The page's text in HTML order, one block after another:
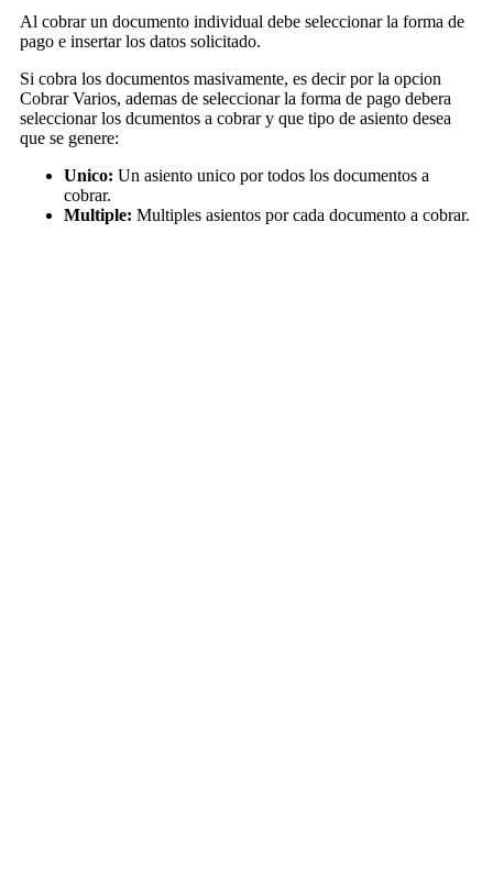
Al cobrar un documento individual debe seleccionar la forma de
pago e insertar los datos solicitado.
Si cobra los documentos masivamente, es decir por la opcion
Cobrar Varios, ademas de seleccionar la forma de pago debera
seleccionar los dcumentos a cobrar y que tipo de asiento desea
que se genere:
Unico: Un asiento unico por todos los documentos a
cobrar.
Multiple: Multiples asientos por cada documento a cobrar.